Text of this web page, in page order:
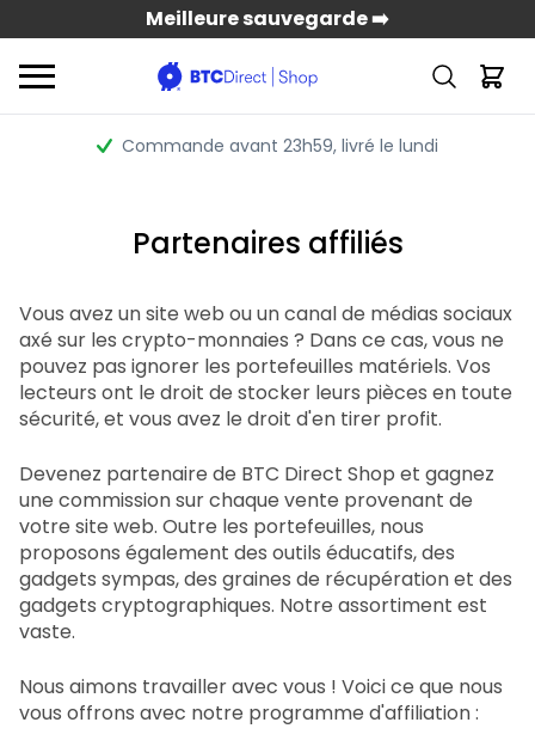
Meilleure sauvegarde ➡️
Commande avant 23h59, livré le lundi
Partenaires affiliés
Vous avez un site web ou un canal de médias sociaux
axé sur les crypto-monnaies ? Dans ce cas, vous ne
pouvez pas ignorer les portefeuilles matériels. Vos
lecteurs ont le droit de stocker leurs pièces en toute
sécurité, et vous avez le droit d'en tirer profit.
Devenez partenaire de BTC Direct Shop et gagnez
une commission sur chaque vente provenant de
votre site web. Outre les portefeuilles, nous
proposons également des outils éducatifs, des
gadgets sympas, des graines de récupération et des
gadgets cryptographiques. Notre assortiment est
vaste.
Nous aimons travailler avec vous ! Voici ce que nous
vous offrons avec notre programme d'affiliation :